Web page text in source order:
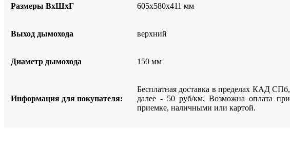
Размеры ВхШхГ 605х580х411 мм
Выход дымохода верхний
Диаметр дымохода 150 мм
Информация для покупателя:
Бесплатная доставка в пределах КАД СПб,
далее - 50 руб/км. Возможна оплата при
приемке, наличными или картой.